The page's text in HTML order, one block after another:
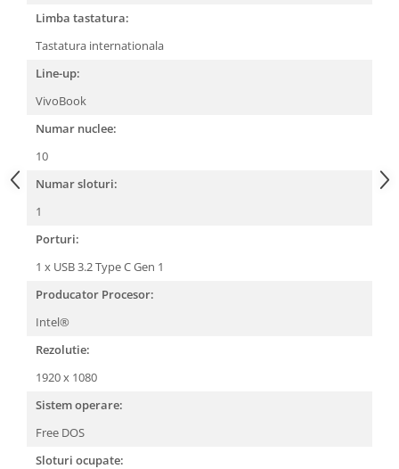
Limba tastatura:
Tastatura internationala
Line-up:
VivoBook
Numar nuclee:
10
Numar sloturi:
1
Porturi:
1 x USB 3.2 Type C Gen 1
Producator Procesor:
Intel®
Rezolutie:
1920 x 1080
Sistem operare:
Free DOS
Sloturi ocupate: